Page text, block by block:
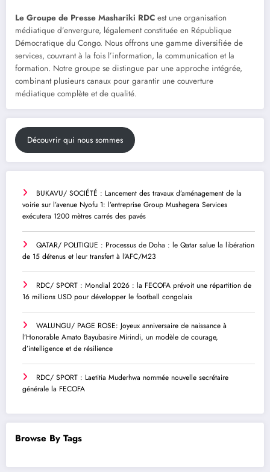
Le Groupe de Presse Mashariki RDC est une organisation
médiatique d’envergure, légalement constituée en République
Démocratique du Congo. Nous offrons une gamme diversifiée de
services, couvrant à la fois l’information, la communication et la
formation. Notre groupe se distingue par une approche intégrée,
combinant plusieurs canaux pour garantir une couverture
médiatique complète et de qualité.
Découvrir qui nous sommes
BUKAVU/ SOCIÉTÉ : Lancement des travaux d’aménagement de la
voirie sur l’avenue Nyofu 1: l’entreprise Group Mushegera Services
exécutera 1200 mètres carrés des pavés
QATAR/ POLITIQUE : Processus de Doha : le Qatar salue la libération
de 15 détenus et leur transfert à l’AFC/M23
RDC/ SPORT : Mondial 2026 : la FECOFA prévoit une répartition de
16 millions USD pour développer le football congolais
WALUNGU/ PAGE ROSE: Joyeux anniversaire de naissance à
l’Honorable Amato Bayubasire Mirindi, un modèle de courage,
d’intelligence et de résilience
RDC/ SPORT : Laetitia Muderhwa nommée nouvelle secrétaire
générale la FECOFA
Browse By Tags